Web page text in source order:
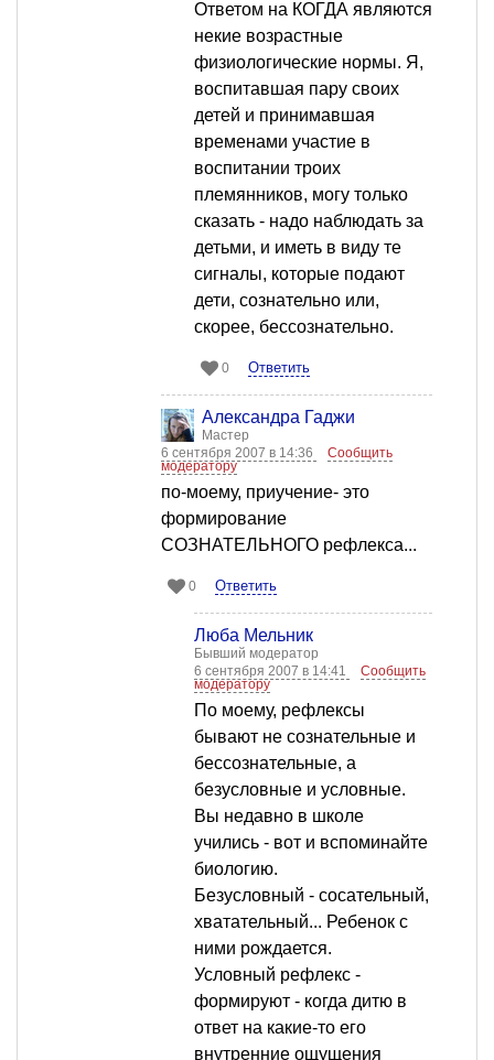
Ответом на КОГДА являются
некие возрастные
физиологические нормы. Я,
воспитавшая пару своих
детей и принимавшая
временами участие в
воспитании троих
племянников, могу только
сказать - надо наблюдать за
детьми, и иметь в виду те
сигналы, которые подают
дети, сознательно или,
скорее, бессознательно.
0 Ответить
Александра Гаджи
Мастер
6 сентября 2007 в 14:36
Сообщить
модератору
по-моему, приучение- это
формирование
СОЗНАТЕЛЬНОГО рефлекса...
0 Ответить
Люба Мельник
Бывший модератор
6 сентября 2007 в 14:41
Сообщить
модератору
По моему, рефлексы
бывают не сознательные и
бессознательные, а
безусловные и условные.
Вы недавно в школе
учились - вот и вспоминайте
биологию.
Безусловный - сосательный,
хватательный... Ребенок с
ними рождается.
Условный рефлекс -
формируют - когда дитю в
ответ на какие-то его
внутренние ощущения